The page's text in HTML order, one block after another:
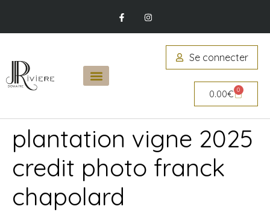
Se connecter
0.00€ 0
plantation vigne 2025
credit photo franck
chapolard